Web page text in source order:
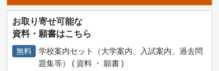
お取り寄せ可能な
資料・願書はこちら
無料
学校案内セット（大学案内、入試案内、過去問
題集等） ( 資料 ・ 願書 )